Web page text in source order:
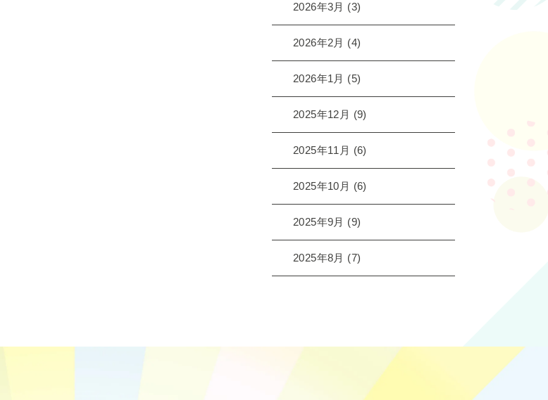
2026年3月 (3)
2026年2月 (4)
2026年1月 (5)
2025年12月 (9)
2025年11月 (6)
2025年10月 (6)
2025年9月 (9)
2025年8月 (7)